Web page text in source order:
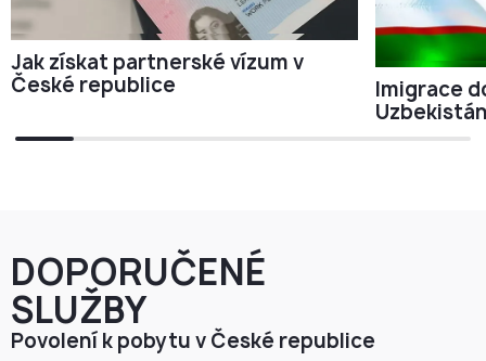
Jak získat partnerské vízum v
České republice
Imigrace
DOPORUČENÉ
SLUŽBY
Povolení k pobytu v České republice